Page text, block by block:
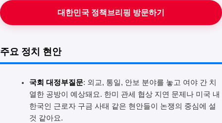
대한민국 정책브리핑 방문하기
주요 정치 현안
국회 대정부질문: 외교, 통일, 안보 분야를 놓고 여야 간 치
열한 공방이 예상돼요. 한미 관세 협상 지연 문제나 미국 내
한국인 근로자 구금 사태 같은 현안들이 논쟁의 중심에 설
것 같아요.